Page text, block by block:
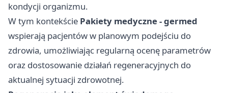
kondycji organizmu.
W tym kontekście Pakiety medyczne - germed
wspierają pacjentów w planowym podejściu do
zdrowia, umożliwiając regularną ocenę parametrów
oraz dostosowanie działań regeneracyjnych do
aktualnej sytuacji zdrowotnej.